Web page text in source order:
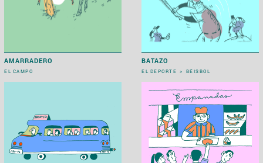
AMARRADERO
EL CAMPO
BATAZO
EL DEPORTE > BÉISBOL